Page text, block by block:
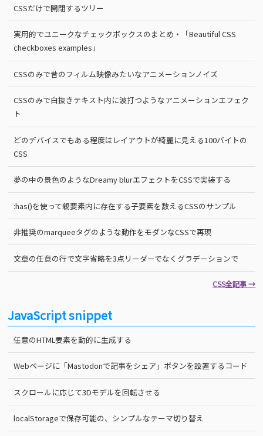
CSSだけで開閉するツリー
実用的でユニークなチェックボックスのまとめ・「Beautiful CSS
checkboxes examples」
CSSのみで昔のフィルム映像みたいなアニメーションノイズ
CSSのみで白抜きテキスト内に波打つようなアニメーションエフェク
ト
どのデバイスでもある程度はレイアウトが綺麗に見える100バイトの
CSS
夢の中の景色のようなDreamy blurエフェクトをCSSで実装する
:has()を使って親要素内に存在する子要素を数えるCSSのサンプル
非推奨のmarqueeタグのような動作をモダンなCSSで再現
文章の任意の行で文字省略を3点リーダーでなくグラデーションで
CSS全記事 →
JavaScript snippet
任意のHTML要素を動的に生成する
Webページに「Mastodonで記事をシェア」ボタンを設置するコード
スクロールに応じて3Dモデルを回転させる
localStorageで保存可能の、シンプルなテーマ切り替え